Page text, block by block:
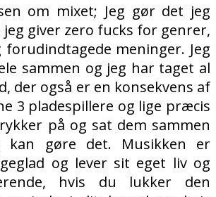
om mixet; Jeg gør det jeg
giver zero fucks for genrer,
meninger. Jeg
sammen og jeg har taget al
der også er en konsekvens af
3 pladespillere og lige præcis
på og sat dem sammen
kan gøre det. Musikken er
og lever sit eget liv og
hvis du lukker den